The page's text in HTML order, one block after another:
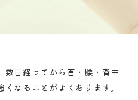
数日経ってから首・腰・背中
なることがよくあります。